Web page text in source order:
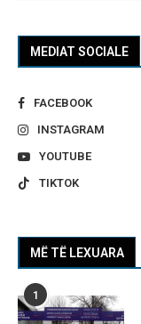
MEDIAT SOCIALE
FACEBOOK
INSTAGRAM
YOUTUBE
TIKTOK
MË TË LEXUARA
1